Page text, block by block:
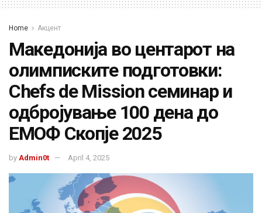
Home Акцент
Македонија во центарот на
олимписките подготовки:
Chefs de Mission семинар и
одбројување 100 дена до
ЕМОФ Скопје 2025
by Admin0t April 4, 2025